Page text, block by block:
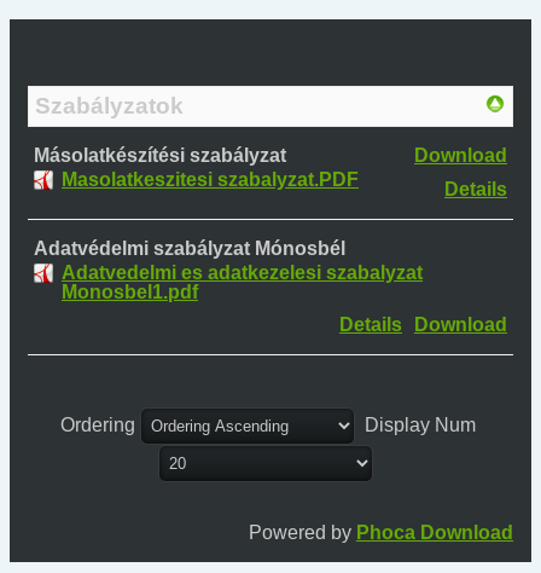
Szabályzatok
Másolatkészítési szabályzat
Masolatkeszitesi szabalyzat.PDF
Download
Details
Adatvédelmi szabályzat Mónosbél
Adatvedelmi es adatkezelesi szabalyzat
Monosbel1.pdf
Download
Details
Ordering Display Num
Powered by Phoca Download